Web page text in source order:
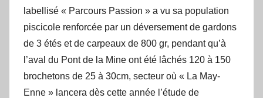
labellisé « Parcours Passion » a vu sa population
piscicole renforcée par un déversement de gardons
de 3 étés et de carpeaux de 800 gr, pendant qu’à
l’aval du Pont de la Mine ont été lâchés 120 à 150
brochetons de 25 à 30cm, secteur où « La May-
Enne » lancera dès cette année l’étude de